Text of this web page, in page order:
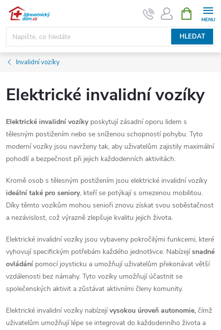
Přejít
obsah
HLEDAT
NÁKUPNÍ
KOŠÍK
Invalidní vozíky
Elektrické invalidní vozíky
Elektrické invalidní vozíkyposkytují zásadní oporu lidem s
tělesným postižením nebo se sníženou schopností pohybu. Tyto
moderní vozíky jsou navrženy tak, aby uživatelům zajistily maximální
pohodlí a bezpečnost při jejich každodenních aktivitách.
Kromě osob s tělesným postižením jsou elektrické invalidní vozíky
ideální také pro seniory, kteří se potýkají s omezenou mobilitou.
Díky těmto vozíkům mohou senioři znovu získat svou soběstačnost
a nezávislost, což výrazně zlepšuje kvalitu jejich života.
Elektrické invalidní vozíky jsou vybaveny pokročilými funkcemi, které
vyhovují specifickým potřebám každého jednotlivce. Nabízejísnadné
ovládání pomocí joysticku a umožňují uživatelům překonávat větší
vzdálenosti bez námahy. Tyto vozíky umožňují účastnit se
společenských aktivit a zůstávat aktivními členy komunity.
Elektrické invalidní vozíky nabízejívysokou úroveň autonomie, čímž
uživatelům umožňují lépe se integrovat do každodenního života a